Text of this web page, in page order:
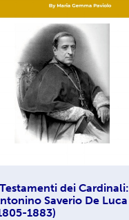
dei Cardinali:
Saverio De Luca
1883)